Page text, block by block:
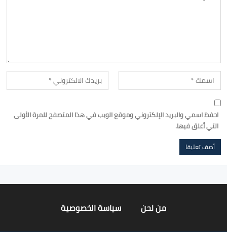
احفظ اسمي والبريد الإلكتروني وموقع الويب في هذا المتصفح للمرة الأولى
التي أعلق فيها.
من نحن سياسة الخصوصية